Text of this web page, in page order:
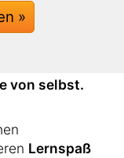
durch
von selbst.
Lernspaß
»